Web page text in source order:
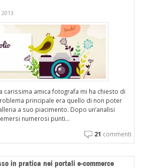
2013
carissima amica fotografa mi ha chiesto di
principale era quello di non poter
a suo piacimento. Dopo un’analisi
numerosi punti...
21 commenti
in pratica nei portali e-commerce